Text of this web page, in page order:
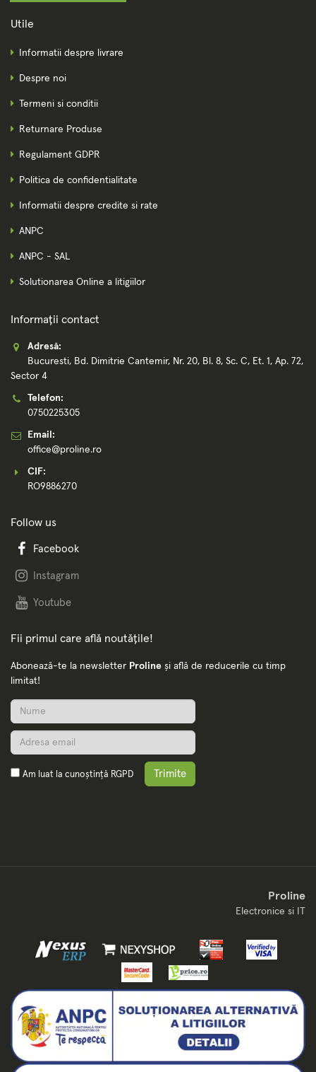
Utile
Informatii despre livrare
Despre noi
Termeni si conditii
Returnare Produse
Regulament GDPR
Politica de confidentialitate
Informatii despre credite si rate
ANPC
ANPC - SAL
Solutionarea Online a litigiilor
Informații contact
Adresă:
Bucuresti, Bd. Dimitrie Cantemir, Nr. 20, Bl. 8, Sc. C, Et. 1, Ap. 72,
Sector 4
Telefon:
0750225305
Email:
office@proline.ro
CIF:
RO9886270
Follow us
Facebook
Instagram
Youtube
Fii primul care află noutățile!
Abonează-te la newsletter Proline și află de reducerile cu timp
limitat!
Am luat la cunoștință RGPD Trimite
Proline
Electronice si IT